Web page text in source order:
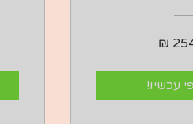
עכשיו!